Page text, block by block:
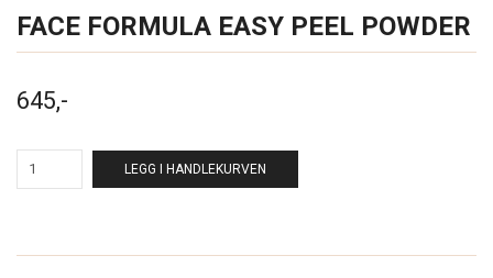
FACE FORMULA EASY PEEL POWDER
645,-
LEGG I HANDLEKURVEN